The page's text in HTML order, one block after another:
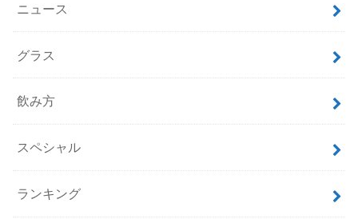
ニュース
グラス
飲み方
スペシャル
ランキング